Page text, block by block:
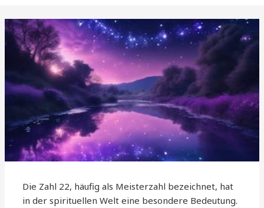
Die Zahl 22, häufig als Meisterzahl bezeichnet, hat
in der spirituellen Welt eine besondere Bedeutung.